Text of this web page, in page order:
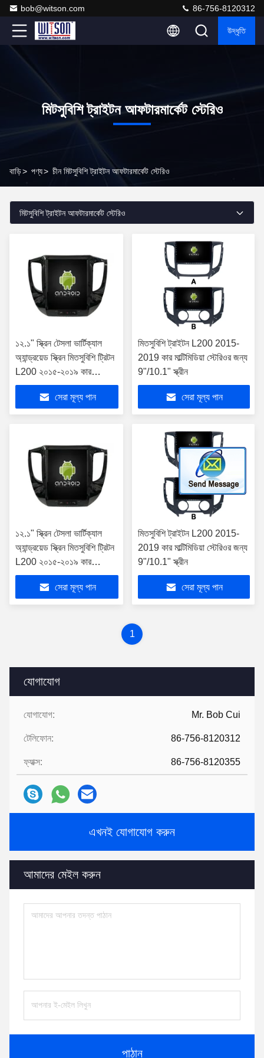
bob@witson.com 86-756-8120312
উদ্ধৃতি
মিটসুবিশি ট্রাইটন আফটারমার্কেট স্টেরিও
বাড়ি> পণ্য> চীন মিটসুবিশি ট্রাইটন আফটারমার্কেট স্টেরিও
যোগাযোগ
যোগাযোগ: Mr. Bob Cui
টেলিফোন: 86-756-8120312
ফ্যাক্স: 86-756-8120355
এখনই যোগাযোগ করুন
আমাদের মেইল ​​করুন
পাঠান
মিটসুবিশি ট্রাইটন আফটারমার্কেট স্টেরিও
১২.১" স্ক্রিন টেসলা ভার্টিক্যাল
অ্যান্ড্রয়েড স্ক্রিন মিতসুবিশি ট্রিটন
L200 ২০১৫-২০১৯ কার
মাল্টিমিডিয়া স্টেরিও জিপিএস
কারপ্লে প্লেয়ারের জন্য
সেরা মূল্য পান
মিতসুবিশি ট্রাইটন L200 2015-
2019 কার মাল্টিমিডিয়া স্টেরিওর জন্য
9"/10.1" স্ক্রীন
সেরা মূল্য পান
১২.১" স্ক্রিন টেসলা ভার্টিক্যাল
অ্যান্ড্রয়েড স্ক্রিন মিতসুবিশি ট্রিটন
L200 ২০১৫-২০১৯ কার
মাল্টিমিডিয়া স্টেরিও জিপিএস
কারপ্লে প্লেয়ারের জন্য
সেরা মূল্য পান
মিতসুবিশি ট্রাইটন L200 2015-
2019 কার মাল্টিমিডিয়া স্টেরিওর জন্য
9"/10.1" স্ক্রীন
সেরা মূল্য পান
1